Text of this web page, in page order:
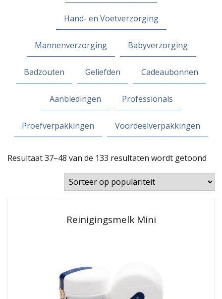
Hand- en Voetverzorging
Mannenverzorging Babyverzorging
Badzouten Geliefden Cadeaubonnen
Aanbiedingen Professionals
Proefverpakkingen Voordeelverpakkingen
Resultaat 37–48 van de 133 resultaten wordt getoond
op
Reinigingsmelk Mini